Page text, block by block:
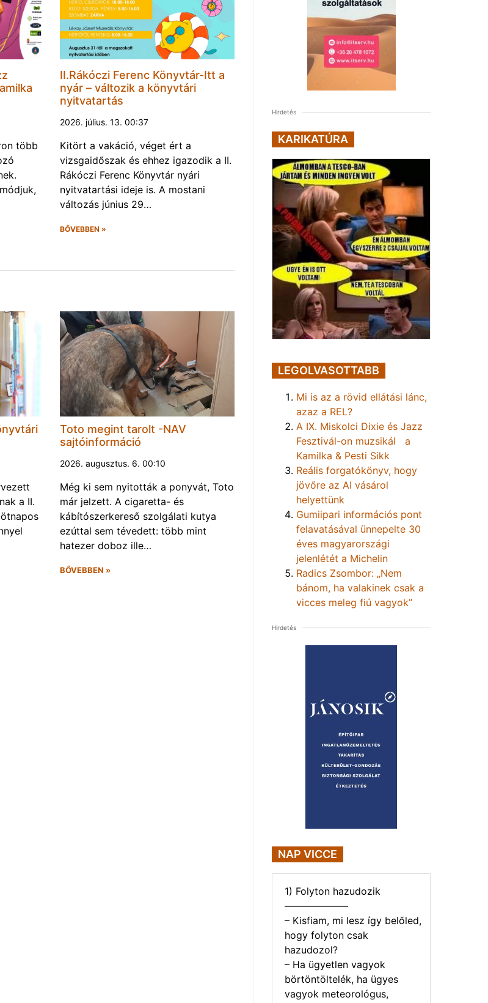
több
II.Rákóczi Ferenc Könyvtár-Itt a
nyár – változik a könyvtári
nyitvatartás
2026. július. 13. 00:37
Kitört a vakáció, véget ért a
vizsgaidőszak és ehhez igazodik a II.
Rákóczi Ferenc Könyvtár nyári
nyitvatartási ideje is. A mostani
változás június 29…
BŐVEBBEN »
a II.
Toto megint tarolt -NAV
sajtóinformáció
2026. augusztus. 6. 00:10
Még ki sem nyitották a ponyvát, Toto
már jelzett. A cigaretta- és
kábítószerkereső szolgálati kutya
ezúttal sem tévedett: több mint
hatezer doboz ille…
BŐVEBBEN »
Hirdetés
KARIKATÚRA
LEGOLVASOTTABB
Mi is az a rövid ellátási lánc,
azaz a REL?
A IX. Miskolci Dixie és Jazz
Fesztivál-on muzsikál a
Kamilka & Pesti Sikk
Reális forgatókönyv, hogy
jövőre az AI vásárol
helyettünk
Gumiipari információs pont
felavatásával ünnepelte 30
éves magyarországi
jelenlétét a Michelin
Radics Zsombor: „Nem
bánom, ha valakinek csak a
vicces meleg fiú vagyok”
Hirdetés
NAP VICCE
1) Folyton hazudozik
——————–
– Kisfiam, mi lesz így belőled,
hogy folyton csak
hazudozol?
– Ha ügyetlen vagyok
börtöntöltelék, ha ügyes
vagyok meteorológus,